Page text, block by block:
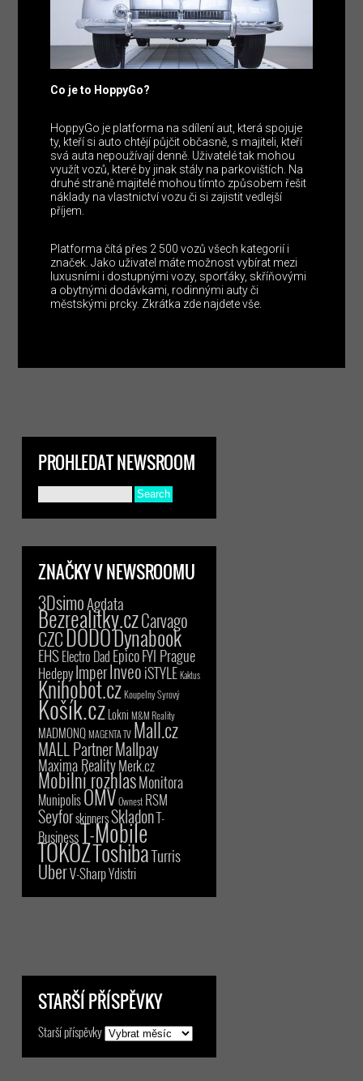
Co je to HoppyGo?
HoppyGo je platforma na sdílení aut, která spojuje
ty, kteří si auto chtějí půjčit občasně, s majiteli, kteří
svá auta nepoužívají denně. Uživatelé tak mohou
využít vozů, které by jinak stály na parkovištích. Na
druhé straně majitelé mohou tímto způsobem řešit
náklady na vlastnictví vozu či si zajistit vedlejší
příjem.
Platforma čítá přes 2 500 vozů všech kategorií i
značek. Jako uživatel máte možnost vybírat mezi
luxusními i dostupnými vozy, sporťáky, skříňovými
a obytnými dodávkami, rodinnými auty či
městskými prcky. Zkrátka zde najdete vše.
PROHLEDAT NEWSROOM
ZNAČKY V NEWSROOMU
3DsimoAgdata
Bezrealitky.czCarvago
CZCDODODynabook
EHSElectro Dad EpicoFYI Prague
HedepyImperInveoiSTYLE Kaktus
Knihobot.czKoupelny Syrový
Košík.czLokni M&M Reality
MADMONQMAGENTA TV Mall.cz
MALL PartnerMallpay
Maxima RealityMerk.cz
Mobilní rozhlasMonitora
MunipolisOMVOwnest RSM
SeyforskinnersSkladonT-
BusinessT-Mobile
TOKOZToshibaTurris
UberV-SharpYdistri
STARŠÍ PŘÍSPĚVKY
Starší příspěvky